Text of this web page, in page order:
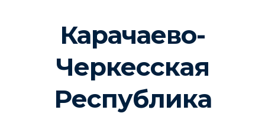
Карачаево-
Черкесская
Республика